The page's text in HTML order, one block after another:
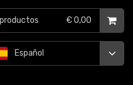
Español
productos € 0,00